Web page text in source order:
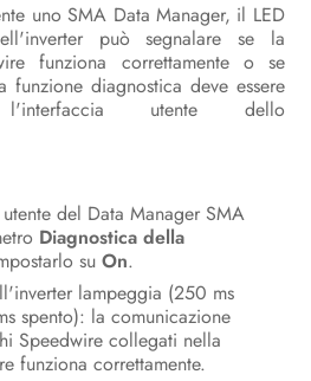
uno SMA Data Manager, il LED
può segnalare se la
funziona correttamente o se
funzione diagnostica deve essere
utente dello
del Data Manager SMA
Diagnostica della
suOn.
lampeggia (250 ms
spento): la comunicazione
Speedwire collegati nella
funziona correttamente.